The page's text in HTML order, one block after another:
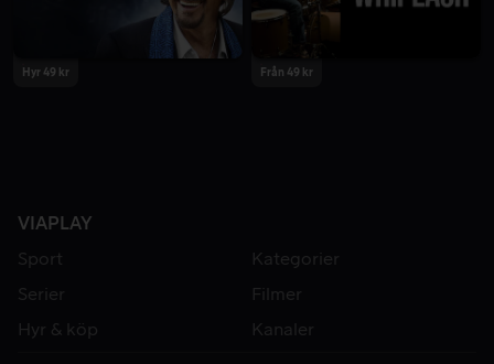
Hyr 49 kr Från 49 kr
VIAPLAY
Sport
Kategorier
Serier
Filmer
Hyr & köp
Kanaler